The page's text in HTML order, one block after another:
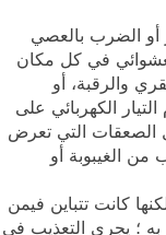
الضرب بالعصي
في كل مكان
أو
الكهربائي على
التي تعرض
الغيبوبة أو
كانت تتباين فيمن
؛ يجري التعذيب في